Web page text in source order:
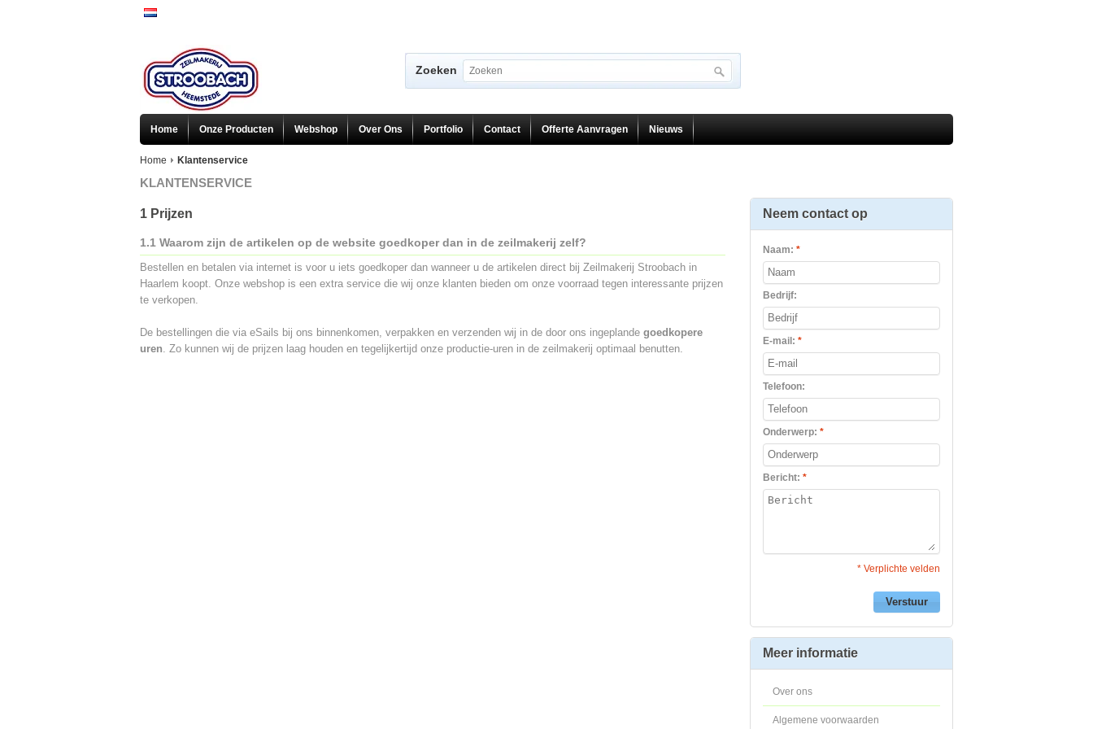
Zoeken
Home Onze Producten Webshop Over Ons Portfolio Contact Offerte Aanvragen Nieuws
Home Klantenservice
KLANTENSERVICE
1 Prijzen
1.1 Waarom zijn de artikelen op de website goedkoper dan in de zeilmakerij zelf?
Bestellen en betalen via internet is voor u iets goedkoper dan wanneer u de artikelen direct bij Zeilmakerij Stroobach in
Haarlem koopt. Onze webshop is een extra service die wij onze klanten bieden om onze voorraad tegen interessante prijzen
te verkopen.
De bestellingen die via eSails bij ons binnenkomen, verpakken en verzenden wij in de door ons ingeplande goedkopere
uren. Zo kunnen wij de prijzen laag houden en tegelijkertijd onze productie-uren in de zeilmakerij optimaal benutten.
Neem contact op
Naam: *
Bedrijf:
E-mail: *
Telefoon:
Onderwerp: *
Bericht: *
* Verplichte velden
Verstuur
Meer informatie
Over ons
Algemene voorwaarden